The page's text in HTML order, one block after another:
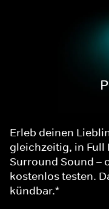
Erleb deinen
gleichzeitig, in Full
Surround Sound –
kostenlos testen.
kündbar.*